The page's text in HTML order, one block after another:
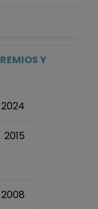
de
16-01-2019
DE
Superiores
Y
2015
2008